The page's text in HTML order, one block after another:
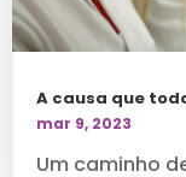
A causa que
mar 9, 2023
Um caminho